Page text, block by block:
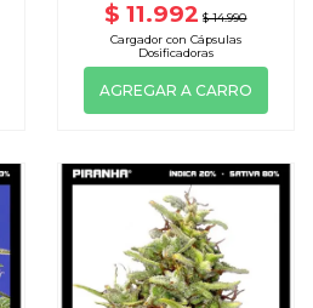
$ 11.992 $ 14.990
Cargador con Cápsulas
Dosificadoras
AGREGAR A CARRO